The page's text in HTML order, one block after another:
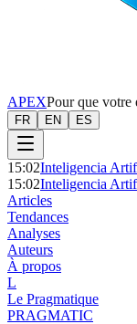
APEXPour que votre
FR EN ES
15:02Inteligencia
15:02Inteligencia
Articles
Tendances
Analyses
Auteurs
À propos
L
Le Pragmatique
PRAGMATIC